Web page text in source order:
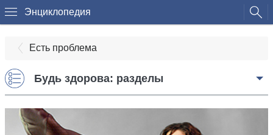
Энциклопедия
Есть проблема
Будь здорова: разделы